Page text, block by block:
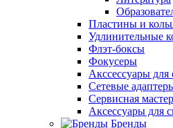
Пластины и
Удлинительные
Флэт-боксы
Фокусеры
Акссессуары
Сетевые
Сервисная
Аксессуары для
Бренды